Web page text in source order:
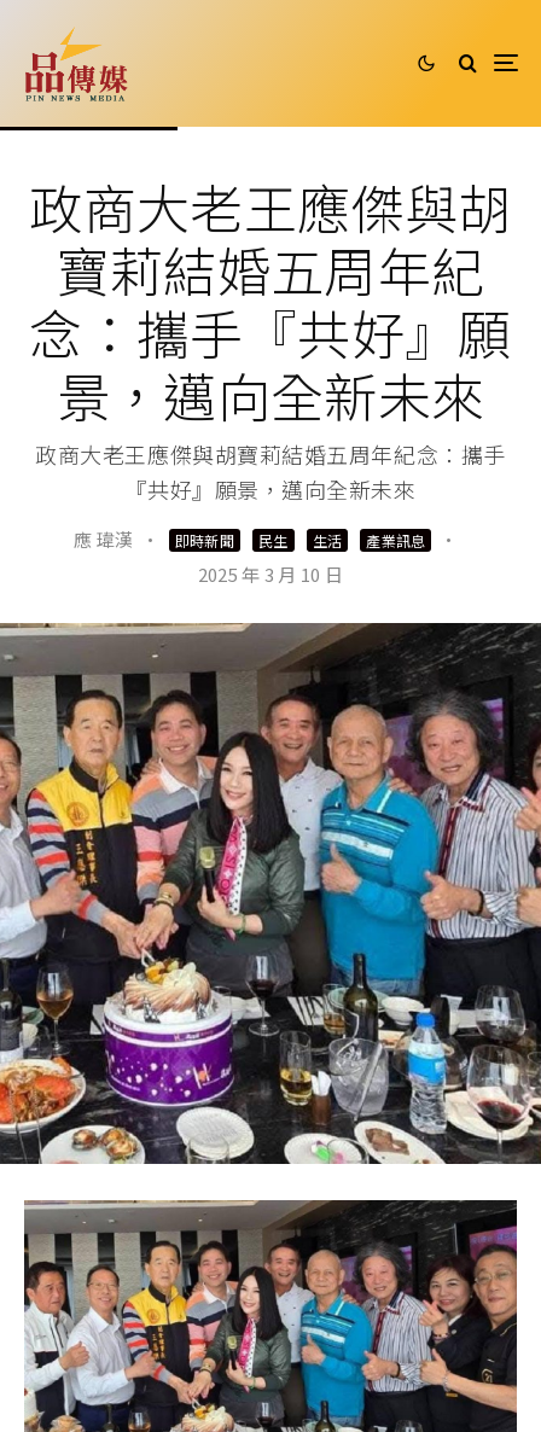
政商大老王應傑與胡
寶莉結婚五周年紀
念：攜手『共好』願
景，邁向全新未來
政商大老王應傑與胡寶莉結婚五周年紀念：攜手
『共好』願景，邁向全新未來
應 瑋漢 · 即時新聞 民生 生活 產業訊息
·
2025 年 3 月 10 日